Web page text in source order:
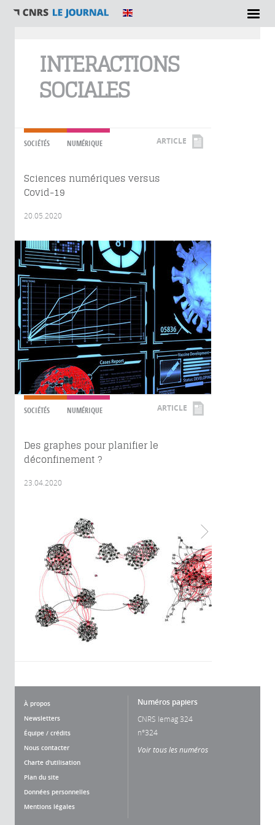
INTERACTIONS
SOCIALES
SOCIÉTÉS NUMÉRIQUE ARTICLE
Sciences numériques versus
Covid-19
20.05.2020
SOCIÉTÉS NUMÉRIQUE ARTICLE
Des graphes pour planifier le
déconfinement ?
23.04.2020
À propos
Newsletters
Équipe / crédits
Nous contacter
Charte d'utilisation
Plan du site
Données personnelles
Mentions légales
Numéros papiers
CNRS lemag 324
n°324
Voir tous les numéros